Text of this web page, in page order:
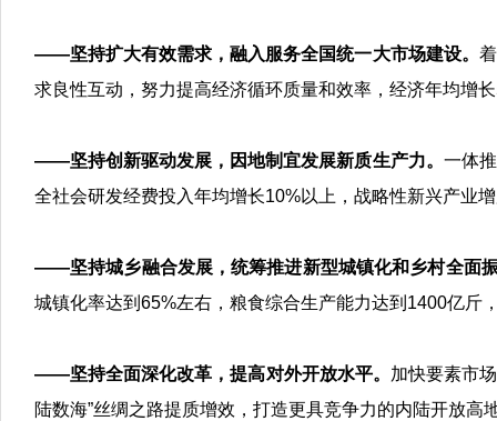
——坚持扩大有效需求，融入服务全国统一大市场建设。
求良性互动，努力提高经济循环质量和效率，经济年均增
——坚持创新驱动发展，因地制宜发展新质生产力。 一体
全社会研发经费投入年均增长10%以上，战略性新兴产业
——坚持城乡融合发展，统筹推进新型城镇化和乡村全面
城镇化率达到65%左右，粮食综合生产能力达到1400亿斤
——坚持全面深化改革，提高对外开放水平。 加快要素市
陆数海”丝绸之路提质增效，打造更具竞争力的内陆开放高